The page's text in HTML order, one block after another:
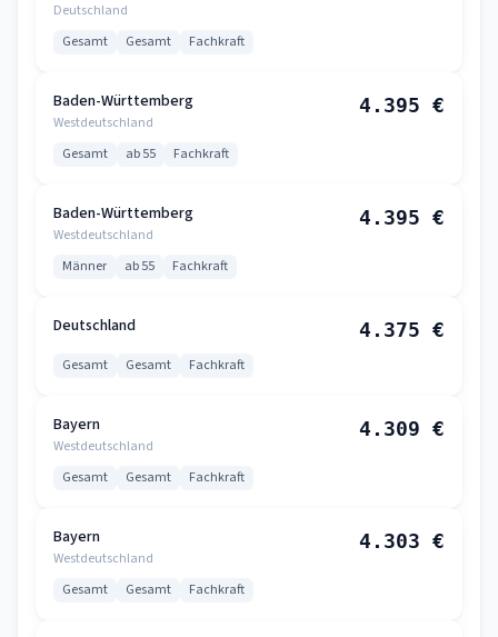
Deutschland
Gesamt Gesamt Fachkraft
Baden-Württemberg
Westdeutschland
4.395 €
Gesamt ab 55 Fachkraft
Baden-Württemberg
Westdeutschland
4.395 €
Männer ab 55 Fachkraft
Deutschland 4.375 €
Gesamt Gesamt Fachkraft
Bayern
Westdeutschland
4.309 €
Gesamt Gesamt Fachkraft
Bayern
Westdeutschland
4.303 €
Gesamt Gesamt Fachkraft